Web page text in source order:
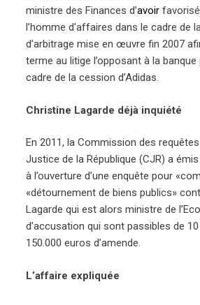
ministre des Finances d’avoir
l’homme d’affaires dans le cadre de
d’arbitrage mise en œuvre fin 2007
terme au litige l’opposant à la banque
cadre de la cession d’Adidas.
Christine Lagarde déjà inquiété
En 2011, la Commission des
Justice de la République (CJR) a
à l’ouverture d’une enquête pour
«détournement de biens publics»
Lagarde qui est alors ministre de
d’accusation qui sont passibles de
150.000 euros d’amende.
L’affaire expliquée